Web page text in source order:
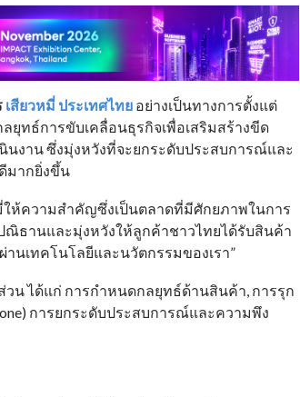
เสียวหมี่ ประเทศไทย อย่างเป็นทางการตั้งแต่
ยุทธ์การขับเคลื่อนธุรกิจเพื่อเสริมสร้างขีด
งาน ซึ่งมุ่งหวังที่จะยกระดับประสบการณ์และ
มากยิ่งขึ้น
ให้ความสำคัญซึ่งเป็นตลาดที่มีศักยภาพในการ
ณิธานและมุ่งหวังให้ลูกค้าชาวไทยได้รับสินค้า
นเทคโนโลยีและนวัตกรรมของเรา”
วน ได้แก่ การกำหนดกลยุทธ์ด้านสินค้า, การรุก
การยกระดับประสบการณ์และความพึง